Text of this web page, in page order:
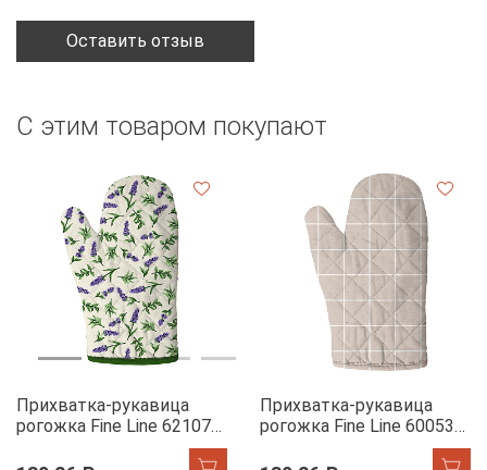
Оставить отзыв
С этим товаром покупают
Прихватка-рукавица
рогожка Fine Line 62107-1
Прихватка-рукавица
рогожка Fine Line 60053-1